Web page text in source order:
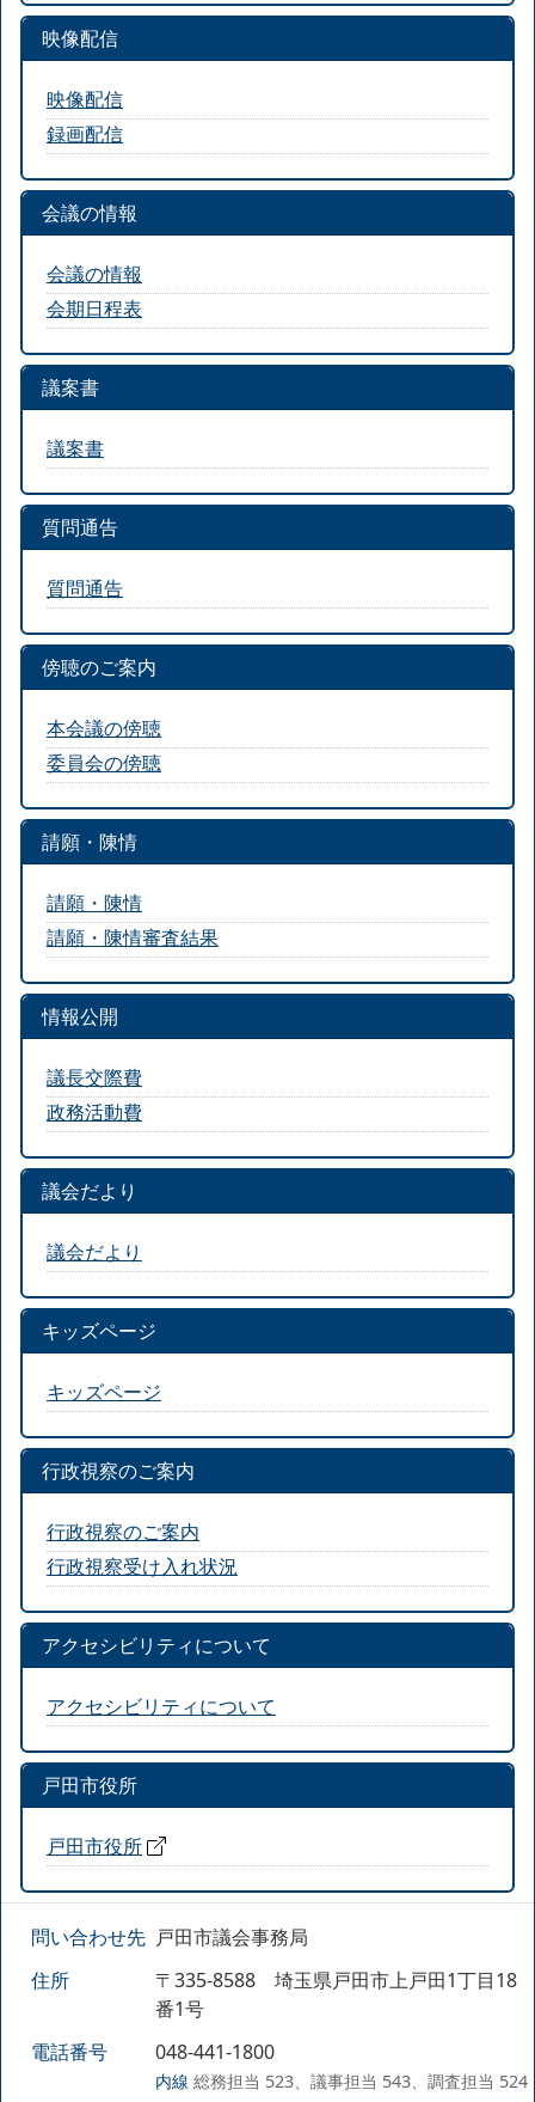
映像配信
映像配信
録画配信
会議の情報
会議の情報
会期日程表
議案書
議案書
質問通告
質問通告
傍聴のご案内
本会議の傍聴
委員会の傍聴
請願・陳情
請願・陳情
請願・陳情審査結果
情報公開
議長交際費
政務活動費
議会だより
議会だより
キッズページ
キッズページ
行政視察のご案内
行政視察のご案内
行政視察受け入れ状況
アクセシビリティについて
アクセシビリティについて
戸田市役所
戸田市役所
問い合わせ先 戸田市議会事務局
住所
〒335-8588 埼玉県戸田市上戸田1丁目18
番1号
電話番号
048-441-1800
内線 総務担当 523、議事担当 543、調査担当 524